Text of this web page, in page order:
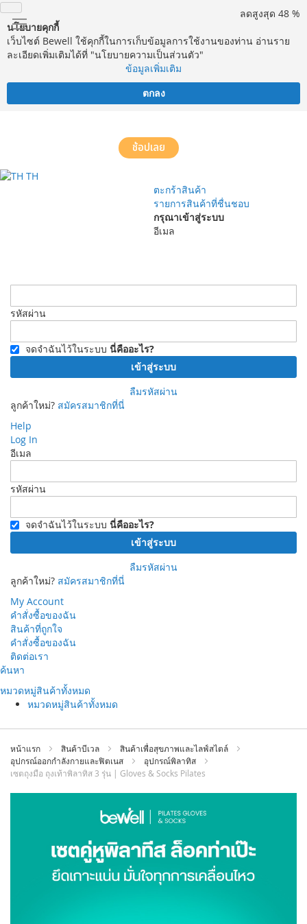
นโยบายคุกกี้
เว็บไซต์ Bewell ใช้คุกกี้ในการเก็บข้อมูลการใช้งานของท่าน อ่านราย
ละเอียดเพิ่มเติมได้ที่ "นโยบายความเป็นส่วนตัว"
ข้อมูลเพิ่มเติม
ตกลง
ช้อปเลย
TH
ตะกร้าสินค้า
รายการสินค้าที่ชื่นชอบ
กรุณาเข้าสู่ระบบ
อีเมล
รหัสผ่าน
จดจำฉันไว้ในระบบ นี่คืออะไร?
เข้าสู่ระบบ
ลืมรหัสผ่าน
ลูกค้าใหม่? สมัครสมาชิกที่นี่
Help
Log In
อีเมล
รหัสผ่าน
จดจำฉันไว้ในระบบ นี่คืออะไร?
เข้าสู่ระบบ
ลืมรหัสผ่าน
ลูกค้าใหม่? สมัครสมาชิกที่นี่
My Account
คำสั่งซื้อของฉัน
สินค้าที่ถูกใจ
คำสั่งซื้อของฉัน
ติดต่อเรา
ข้าม
ที่
เนื้อหา
ค้นหา
หมวดหมู่สินค้าทั้งหมด
หมวดหมู่สินค้าทั้งหมด
หน้าแรก สินค้าบีเวล
สินค้าเพื่อสุขภาพและไลฟ์สไตล์
อุปกรณ์ออกกำลังกายและฟิตเนส
อุปกรณ์พิลาทิส
เซตถุงมือ ถุงเท้าพิลาทิส 3 รุ่น | Gloves & Socks Pilates
ลดสูงสุด 48 %